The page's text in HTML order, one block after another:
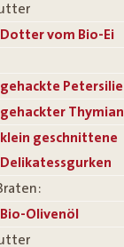
Dotter vom Bio-Ei
gehackte Petersilie
gehackter Thymian
klein geschnittene
Delikatessgurken
Bio-Olivenöl